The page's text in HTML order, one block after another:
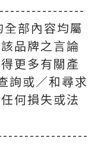
部內容均屬
品牌之言論
更多有關產
詢或∕和尋求
何損失或法